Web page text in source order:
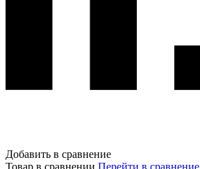
Добавить в сравнение
Товар в сравнении Перейти в сравнение